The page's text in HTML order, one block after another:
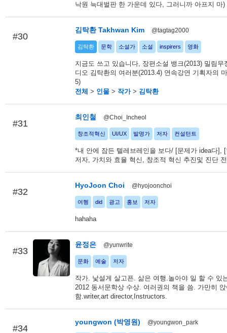
낙원 늑대벌판 한 가운데 있다, 그러니까 아프지 마)
#30
김탁환 Takhwan Kim @tagtag2000
김탁환 문학 소설가 소설 inspirers 영화
지금도 쓰고 있습니다, 장편소설 뱅크(2013) 밀림무
디오 김탁환의 여러분(2013.4) 연속강연 기획자의
5)
전체 > 인물 > 작가> 김탁환
#31
최인철 @Choi_Incheol
창조적혁신 UI/UX 발명가 저자 컨설턴트
*내 안에 잠든 텔레브레인을 보다/ [문제가 idea다],
저자, 가치와 효율 혁신, 창조적 혁신 추진및 진단
#32
HyoJoon Choi @hyojoonchoi
여헹 did 광고 홍보 저자
hahaha
#33
윤정은 @yunwrite
문화 예술 저자
작가. 낯설게 살고픈. 삶은 여행.놀아야 일 할 수 있
2012 동서문학상 수상. 여러권의 책을 씀. 가만히
함.writer,art director,Instructors.
#34
youngwon (박영원) @youngwon_park